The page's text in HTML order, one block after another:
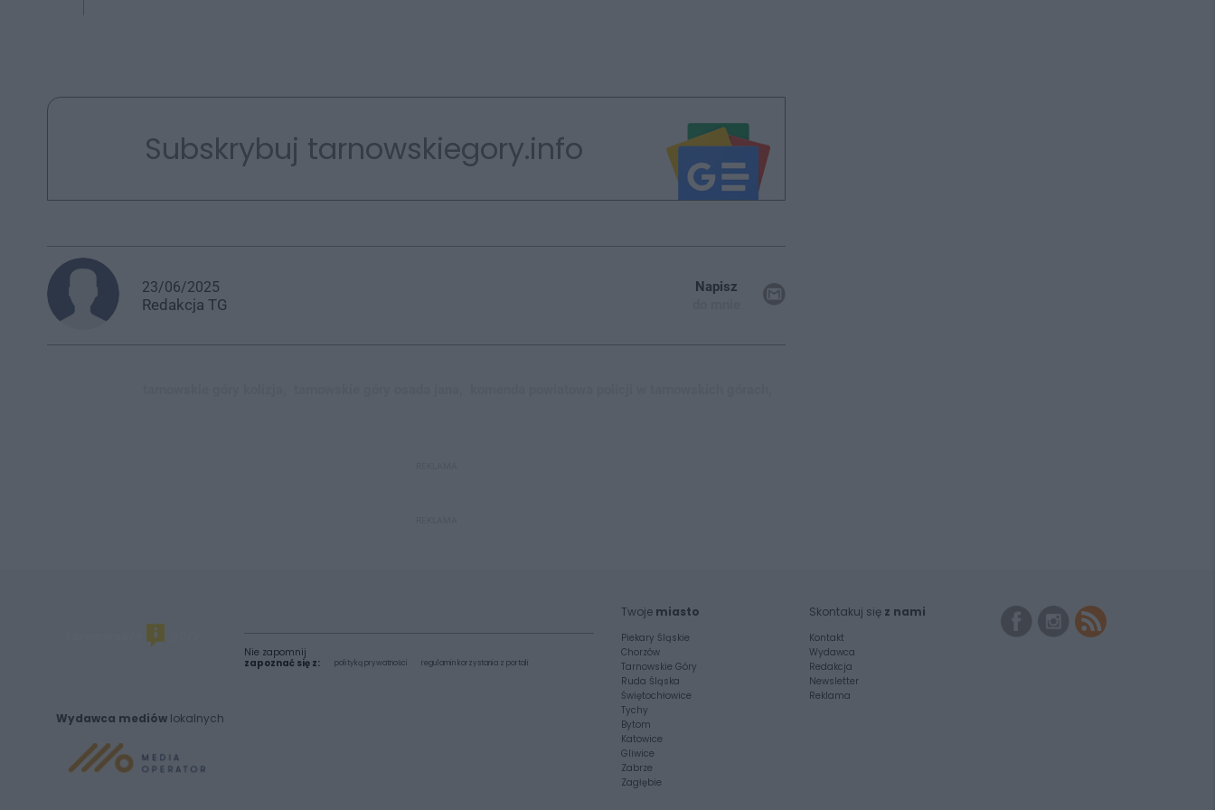
Subskrybuj tarnowskiegory.info
23/06/2025
Redakcja TG
Napisz
Wydawca mediów lokalnych
Nie zapomnij
zapoznać się z:
polityką prywatności regulamin korzystania z portali
Twoje miasto
Piekary Śląskie
Chorzów
Tarnowskie Góry
Ruda Śląska
Świętochłowice
Tychy
Bytom
Katowice
Gliwice
Zabrze
Zagłębie
Skontakuj się z nami
Kontakt
Wydawca
Redakcja
Newsletter
Reklama